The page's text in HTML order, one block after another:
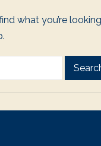
what you’re